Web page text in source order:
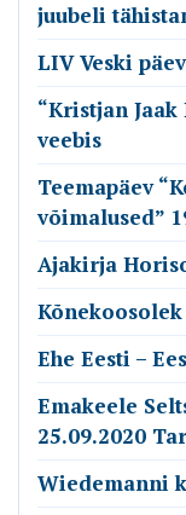
juubeli
LIV Veski
“Kristjan Jaak
veebis
Teemapäev
võimalused”
Ajakirja
Ehe Eesti –
Emakeele
25.09.2020
Wiedemanni